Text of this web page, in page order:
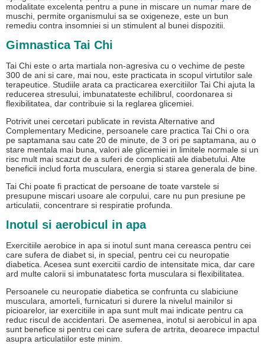
modalitate excelenta pentru a pune in miscare un numar mare de
muschi, permite organismului sa se oxigeneze, este un bun
remediu contra insomniei si un stimulent al bunei dispozitii.
Gimnastica Tai Chi
Tai Chi este o arta martiala non-agresiva cu o vechime de peste
300 de ani si care, mai nou, este practicata in scopul virtutilor sale
terapeutice. Studiile arata ca practicarea exercitiilor Tai Chi ajuta la
reducerea stresului, imbunatateste echilibrul, coordonarea si
flexibilitatea, dar contribuie si la reglarea glicemiei.
Potrivit unei cercetari publicate in revista Alternative and
Complementary Medicine, persoanele care practica Tai Chi o ora
pe saptamana sau cate 20 de minute, de 3 ori pe saptamana, au o
stare mentala mai buna, valori ale glicemiei in limitele normale si un
risc mult mai scazut de a suferi de complicatii ale diabetului. Alte
beneficii includ forta musculara, energia si starea generala de bine.
Tai Chi poate fi practicat de persoane de toate varstele si
presupune miscari usoare ale corpului, care nu pun presiune pe
articulatii, concentrare si respiratie profunda.
Inotul si aerobicul in apa
Exercitiile aerobice in apa si inotul sunt mana cereasca pentru cei
care sufera de diabet si, in special, pentru cei cu neuropatie
diabetica. Acesea sunt exercitii cardio de intensitate mica, dar care
ard multe calorii si imbunatatesc forta musculara si flexibilitatea.
Persoanele cu neuropatie diabetica se confrunta cu slabiciune
musculara, amorteli, furnicaturi si durere la nivelul mainilor si
picioarelor, iar exercitiile in apa sunt mult mai indicate pentru ca
reduc riscul de accidentari. De asemenea, inotul si aerobicul in apa
sunt benefice si pentru cei care sufera de artrita, deoarece impactul
asupra articulatiilor este minim.